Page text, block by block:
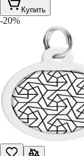
Купить
-20%